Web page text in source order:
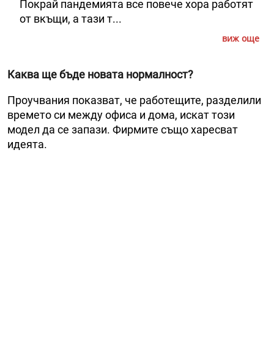
Покрай пандемията все повече хора работят
от вкъщи, а тази т...
виж още
Каква ще бъде новата нормалност?
Проучвания показват, че работещите, разделили
времето си между офиса и дома, искат този
модел да се запази. Фирмите също харесват
идеята.